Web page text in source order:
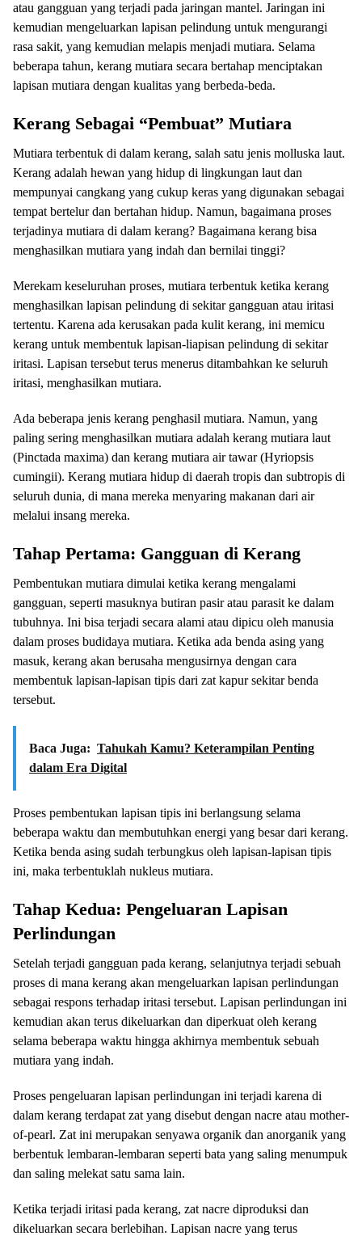
atau gangguan yang terjadi pada jaringan mantel. Jaringan ini
kemudian mengeluarkan lapisan pelindung untuk mengurangi
rasa sakit, yang kemudian melapis menjadi mutiara. Selama
beberapa tahun, kerang mutiara secara bertahap menciptakan
lapisan mutiara dengan kualitas yang berbeda-beda.
Kerang Sebagai “Pembuat” Mutiara
Mutiara terbentuk di dalam kerang, salah satu jenis molluska laut.
Kerang adalah hewan yang hidup di lingkungan laut dan
mempunyai cangkang yang cukup keras yang digunakan sebagai
tempat bertelur dan bertahan hidup. Namun, bagaimana proses
terjadinya mutiara di dalam kerang? Bagaimana kerang bisa
menghasilkan mutiara yang indah dan bernilai tinggi?
Merekam keseluruhan proses, mutiara terbentuk ketika kerang
menghasilkan lapisan pelindung di sekitar gangguan atau iritasi
tertentu. Karena ada kerusakan pada kulit kerang, ini memicu
kerang untuk membentuk lapisan-liapisan pelindung di sekitar
iritasi. Lapisan tersebut terus menerus ditambahkan ke seluruh
iritasi, menghasilkan mutiara.
Ada beberapa jenis kerang penghasil mutiara. Namun, yang
paling sering menghasilkan mutiara adalah kerang mutiara laut
(Pinctada maxima) dan kerang mutiara air tawar (Hyriopsis
cumingii). Kerang mutiara hidup di daerah tropis dan subtropis di
seluruh dunia, di mana mereka menyaring makanan dari air
melalui insang mereka.
Tahap Pertama: Gangguan di Kerang
Pembentukan mutiara dimulai ketika kerang mengalami
gangguan, seperti masuknya butiran pasir atau parasit ke dalam
tubuhnya. Ini bisa terjadi secara alami atau dipicu oleh manusia
dalam proses budidaya mutiara. Ketika ada benda asing yang
masuk, kerang akan berusaha mengusirnya dengan cara
membentuk lapisan-lapisan tipis dari zat kapur sekitar benda
tersebut.
Baca Juga: Tahukah Kamu? Keterampilan Penting
dalam Era Digital
Proses pembentukan lapisan tipis ini berlangsung selama
beberapa waktu dan membutuhkan energi yang besar dari kerang.
Ketika benda asing sudah terbungkus oleh lapisan-lapisan tipis
ini, maka terbentuklah nukleus mutiara.
Tahap Kedua: Pengeluaran Lapisan
Perlindungan
Setelah terjadi gangguan pada kerang, selanjutnya terjadi sebuah
proses di mana kerang akan mengeluarkan lapisan perlindungan
sebagai respons terhadap iritasi tersebut. Lapisan perlindungan ini
kemudian akan terus dikeluarkan dan diperkuat oleh kerang
selama beberapa waktu hingga akhirnya membentuk sebuah
mutiara yang indah.
Proses pengeluaran lapisan perlindungan ini terjadi karena di
dalam kerang terdapat zat yang disebut dengan nacre atau mother-
of-pearl. Zat ini merupakan senyawa organik dan anorganik yang
berbentuk lembaran-lembaran seperti bata yang saling menumpuk
dan saling melekat satu sama lain.
Ketika terjadi iritasi pada kerang, zat nacre diproduksi dan
dikeluarkan secara berlebihan. Lapisan nacre yang terus